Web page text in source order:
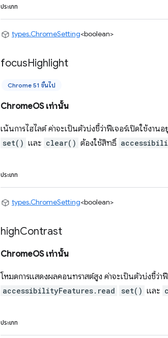
ประเภท
types.ChromeSetting<boolean>
focusHighlight
Chrome 51 ขึ้นไป
ChromeOS เท่านั้น
เน้นการไฮไลต์ ค่าจะเป็นตัวบ่งชี้ว่าฟีเจอร์เปิดใช้งานอ
set() และ clear() ต้องใช้สิทธิ์
ประเภท
types.ChromeSetting<boolean>
highContrast
ChromeOS เท่านั้น
โหมดการแสดงผลคอนทราสต์สูง ค่าจะเป็นตัวบ่งชี้ว่า
accessibilityFeatures.read set() และ
ประเภท